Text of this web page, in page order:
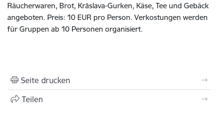
Räucherwaren, Brot, Krāslava-Gurken, Käse, Tee und Gebäck
angeboten. Preis: 10 EUR pro Person. Verkostungen werden
für Gruppen ab 10 Personen organisiert.
Seite drucken
Teilen